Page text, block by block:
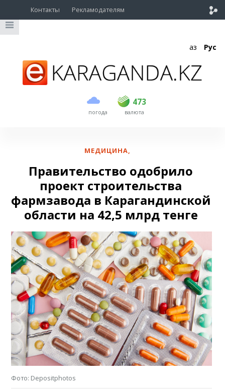
Контакты Рекламодателям
Қаз Рус
погода
473
USD 470 473
EUR валюта
МЕДИЦИНА,
Правительство одобрило
проект строительства
фармзавода в Карагандинской
области на 42,5 млрд тенге
Фото: Depositphotos